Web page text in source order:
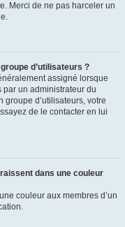
Merci de ne pas harceler un
d’utilisateurs ?
assigné lorsque
par un administrateur du
groupe d’utilisateurs, votre
de le contacter en lui
dans une couleur
couleur aux membres d’un